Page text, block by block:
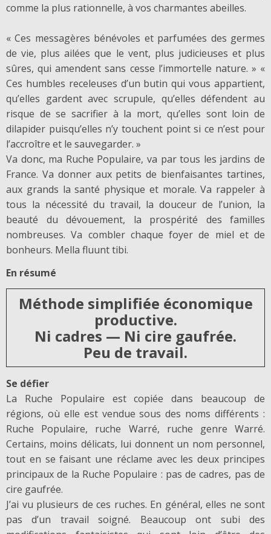
comme la plus rationnelle, à vos charmantes abeilles.
« Ces messagères bénévoles et parfumées des germes
de vie, plus ailées que le vent, plus judicieuses et plus
sûres, qui amendent sans cesse l’immortelle nature. » «
Ces humbles receleuses d’un butin qui vous appartient,
qu’elles gardent avec scrupule, qu’elles défendent au
risque de se sacrifier à la mort, qu’elles sont loin de
dilapider puisqu’elles n’y touchent point si ce n’est pour
l’accroître et le sauvegarder. »
Va donc, ma Ruche Populaire, va par tous les jardins de
France. Va donner aux petits de bienfaisantes tartines,
aux grands la santé physique et morale. Va rappeler à
tous la nécessité du travail, la douceur de l’union, la
beauté du dévouement, la prospérité des familles
nombreuses. Va combler chaque foyer de miel et de
bonheurs. Mella fluunt tibi.
En résumé
Méthode simplifiée économique
productive.
Ni cadres — Ni cire gaufrée.
Peu de travail.
Se défier
La Ruche Populaire est copiée dans beaucoup de
régions, où elle est vendue sous des noms différents :
Ruche Populaire, ruche Warré, ruche genre Warré.
Certains, moins délicats, lui donnent un nom personnel,
tout en se faisant une réclame avec les deux principes
principaux de la Ruche Populaire : pas de cadres, pas de
cire gaufrée.
J’ai vu plusieurs de ces ruches. En général, elles ne sont
pas d’un travail soigné. Beaucoup ont subi des